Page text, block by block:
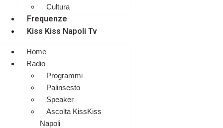
Cultura
Frequenze
Kiss Kiss Napoli Tv
Home
Radio
Programmi
Palinsesto
Speaker
Ascolta KissKiss
Napoli